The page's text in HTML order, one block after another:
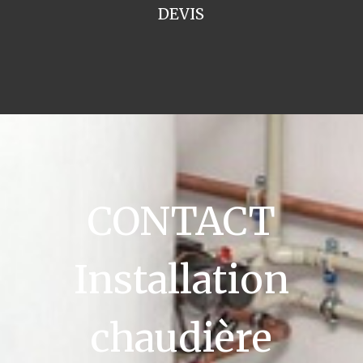
DEVIS
CONTACT
Installation
chaudière